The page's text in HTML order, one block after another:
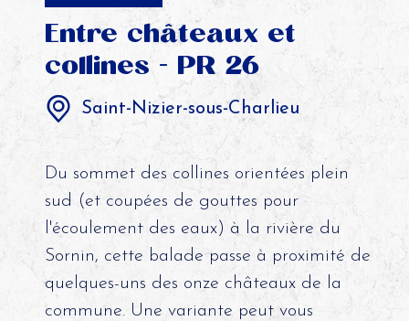
Entre châteaux et
collines - PR 26
Saint-Nizier-sous-Charlieu
Du sommet des collines orientées plein
sud (et coupées de gouttes pour
l'écoulement des eaux) à la rivière du
Sornin, cette balade passe à proximité de
quelques-uns des onze châteaux de la
commune. Une variante peut vous